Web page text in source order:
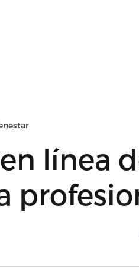
línea